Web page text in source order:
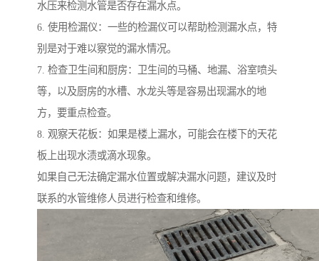
水压来检测水管是否存在漏水点。
6. 使用检漏仪：一些的检漏仪可以帮助检测漏水点，特
别是对于难以察觉的漏水情况。
7. 检查卫生间和厨房：卫生间的马桶、地漏、浴室喷头
等，以及厨房的水槽、水龙头等是容易出现漏水的地
方，要重点检查。
8. 观察天花板：如果是楼上漏水，可能会在楼下的天花
板上出现水渍或滴水现象。
如果自己无法确定漏水位置或解决漏水问题，建议及时
联系的水管维修人员进行检查和维修。